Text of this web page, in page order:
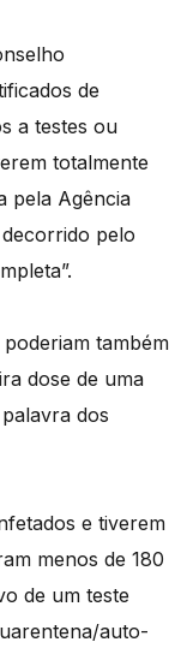
de
a testes ou
totalmente
pela Agência
pelo
também
dose de uma
dos
e tiverem
menos de 180
de um teste
auto-